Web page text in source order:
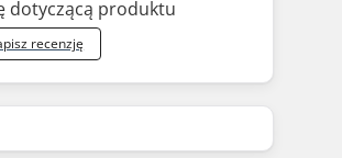
dotyczącą produktu
recenzję